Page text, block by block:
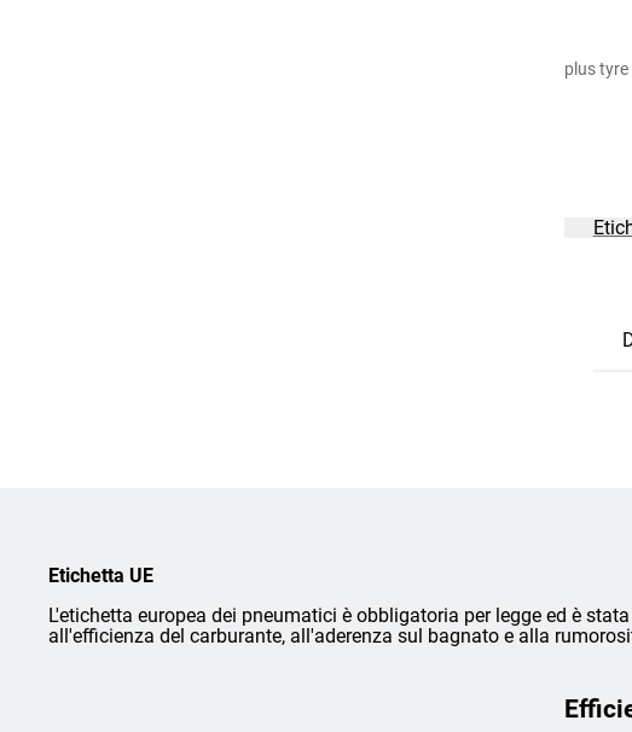
plus
Etichetta UE
L'etichetta europea dei pneumatici è obbligatoria per legge ed è
all'efficienza del carburante, all'aderenza sul bagnato e alla